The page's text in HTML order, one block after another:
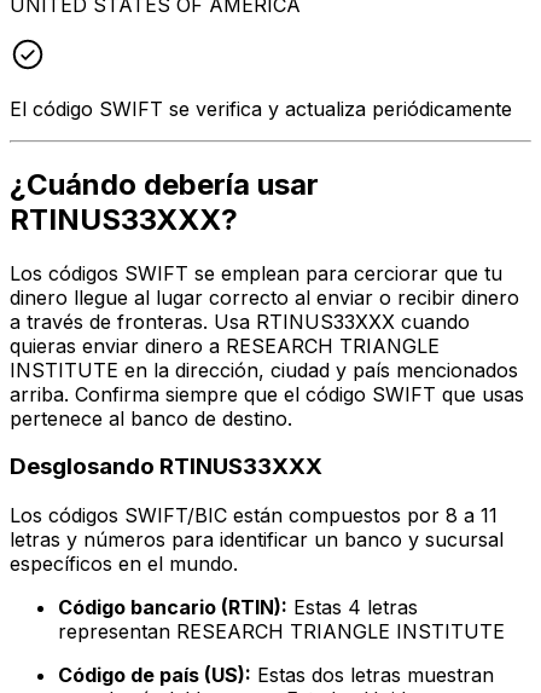
El código SWIFT se verifica y actualiza periódicamente
¿Cuándo debería usar
RTINUS33XXX?
Los códigos SWIFT se emplean para cerciorar que tu
dinero llegue al lugar correcto al enviar o recibir dinero
a través de fronteras. Usa RTINUS33XXX cuando
quieras enviar dinero a RESEARCH TRIANGLE
INSTITUTE en la dirección, ciudad y país mencionados
arriba. Confirma siempre que el código SWIFT que usas
pertenece al banco de destino.
Desglosando RTINUS33XXX
Los códigos SWIFT/BIC están compuestos por 8 a 11
letras y números para identificar un banco y sucursal
específicos en el mundo.
Código bancario (RTIN): Estas 4 letras
representan RESEARCH TRIANGLE INSTITUTE
Código de país (US): Estas dos letras muestran